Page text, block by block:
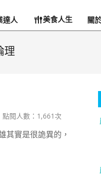
達人 美食人生 關
理
點閱人數：1,661次
其實是很詭異的，